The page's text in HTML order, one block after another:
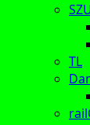
TL